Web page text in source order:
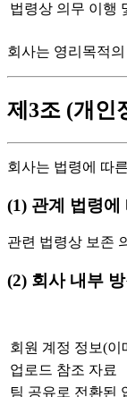
법령상 의무 이행
회사는 영리목적
제3조 (개인
회사는 법령에 따
(1) 관계 법령에
관련 법령상 보존
(2) 회사 내부
회원 계정 정보(이
업로드 참조 자료
팀 공유로 전환된